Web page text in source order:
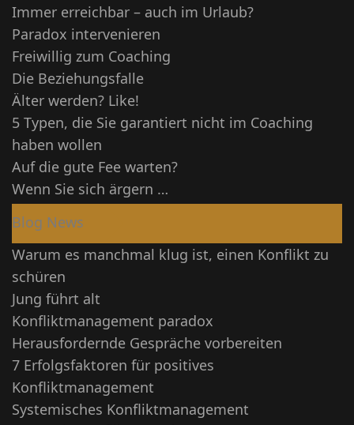
Immer erreichbar – auch im Urlaub?
Paradox intervenieren
Freiwillig zum Coaching
Die Beziehungsfalle
Älter werden? Like!
5 Typen, die Sie garantiert nicht im Coaching
haben wollen
Auf die gute Fee warten?
Wenn Sie sich ärgern …
Blog News
Warum es manchmal klug ist, einen Konflikt zu
schüren
Jung führt alt
Konfliktmanagement paradox
Herausfordernde Gespräche vorbereiten
7 Erfolgsfaktoren für positives
Konfliktmanagement
Systemisches Konfliktmanagement